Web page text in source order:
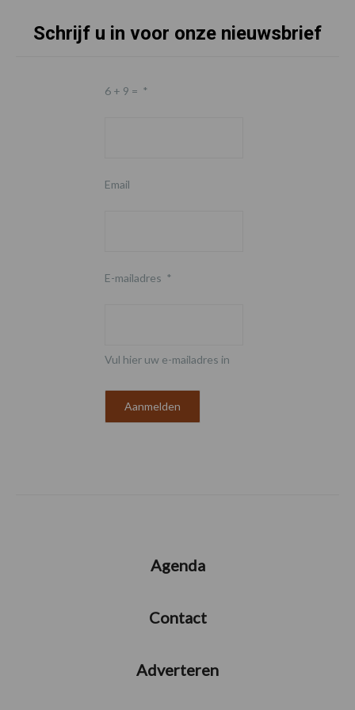
Schrijf u in voor onze nieuwsbrief
6 + 9 = *
Email
E-mailadres *
Vul hier uw e-mailadres in
Agenda
Contact
Adverteren